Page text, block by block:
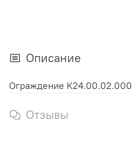
Описание
Ограждение К24.00.02.000
Отзывы